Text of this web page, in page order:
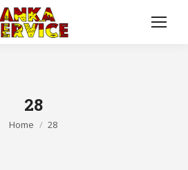
28
You are here:
Home 28